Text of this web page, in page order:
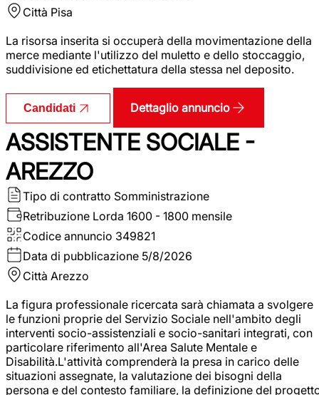
Città Pisa
La risorsa inserita si occuperà della movimentazione della
merce mediante l'utilizzo del muletto e dello stoccaggio,
suddivisione ed etichettatura della stessa nel deposito.
Candidati Dettaglio annuncio
ASSISTENTE SOCIALE -
AREZZO
Tipo di contratto Somministrazione
Retribuzione Lorda 1600 - 1800 mensile
Codice annuncio 349821
Data di pubblicazione 5/8/2026
Città Arezzo
La figura professionale ricercata sarà chiamata a svolgere
le funzioni proprie del Servizio Sociale nell'ambito degli
interventi socio-assistenziali e socio-sanitari integrati, con
particolare riferimento all'Area Salute Mentale e
Disabilità.L'attività comprenderà la presa in carico delle
situazioni assegnate, la valutazione dei bisogni della
persona e del contesto familiare, la definizione del